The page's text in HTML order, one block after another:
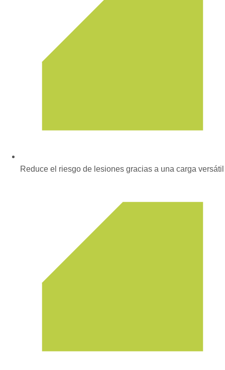
Reduce el riesgo de lesiones gracias a una carga versátil